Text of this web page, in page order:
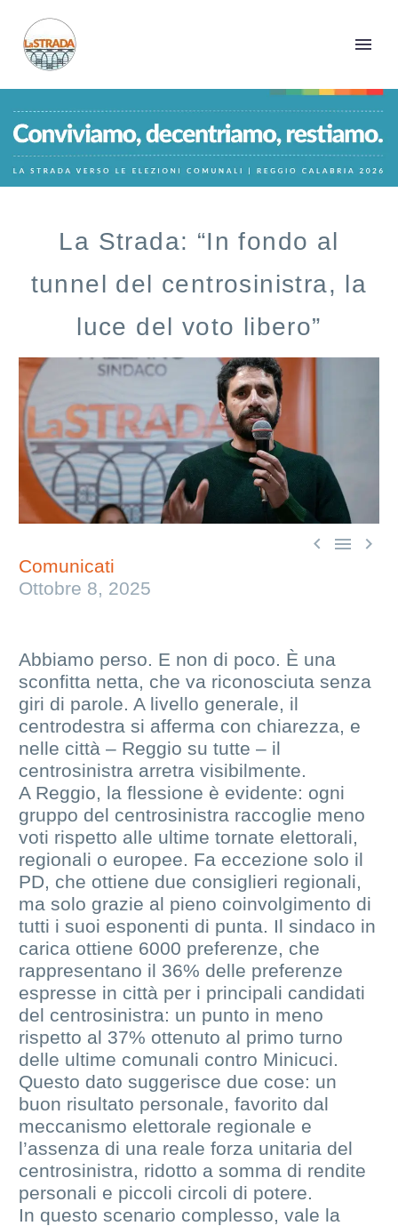
La Strada: “In fondo al
tunnel del centrosinistra, la
luce del voto libero”
  
Comunicati
Ottobre 8, 2025
Abbiamo perso. E non di poco. È una
sconfitta netta, che va riconosciuta senza
giri di parole. A livello generale, il
centrodestra si afferma con chiarezza, e
nelle città – Reggio su tutte – il
centrosinistra arretra visibilmente.
A Reggio, la flessione è evidente: ogni
gruppo del centrosinistra raccoglie meno
voti rispetto alle ultime tornate elettorali,
regionali o europee. Fa eccezione solo il
PD, che ottiene due consiglieri regionali,
ma solo grazie al pieno coinvolgimento di
tutti i suoi esponenti di punta. Il sindaco in
carica ottiene 6000 preferenze, che
rappresentano il 36% delle preferenze
espresse in città per i principali candidati
del centrosinistra: un punto in meno
rispetto al 37% ottenuto al primo turno
delle ultime comunali contro Minicuci.
Questo dato suggerisce due cose: un
buon risultato personale, favorito dal
meccanismo elettorale regionale e
l’assenza di una reale forza unitaria del
centrosinistra, ridotto a somma di rendite
personali e piccoli circoli di potere.
In questo scenario complesso, vale la